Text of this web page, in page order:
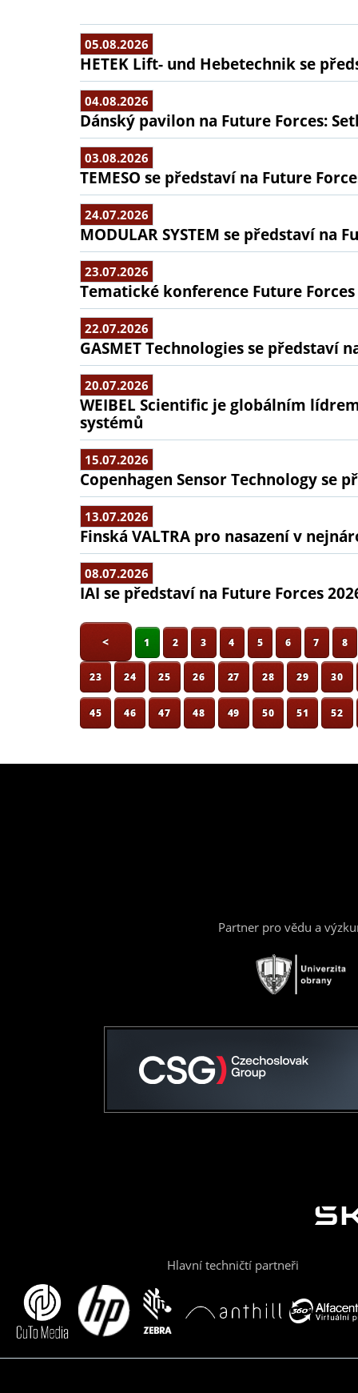
05.08.2026
HETEK Lift- und Hebetechnik se
04.08.2026
Dánský pavilon na Future Forces:
03.08.2026
TEMESO se představí na Future
24.07.2026
MODULAR SYSTEM se představí na
23.07.2026
Tematické konference Future
22.07.2026
GASMET Technologies se představí
20.07.2026
WEIBEL Scientific je globálním
systémů
15.07.2026
Copenhagen Sensor Technology se
13.07.2026
Finská VALTRA pro nasazení v
08.07.2026
IAI se představí na Future Forces
< 1 2 3 4 5 6 7 8
23 24 25 26 27 28 29 30
45 46 47 48 49 50 51 52
Partner pro vědu a
Hlavní techničtí partneři